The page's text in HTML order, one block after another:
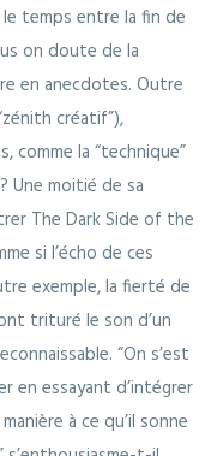
le temps entre la fin de
on doute de la
en anecdotes. Outre
créatif”),
comme la “technique”
Une moitié de sa
The Dark Side of the
si l’écho de ces
exemple, la fierté de
trituré le son d’un
“On s’est
en essayant d’intégrer
à ce qu’il sonne